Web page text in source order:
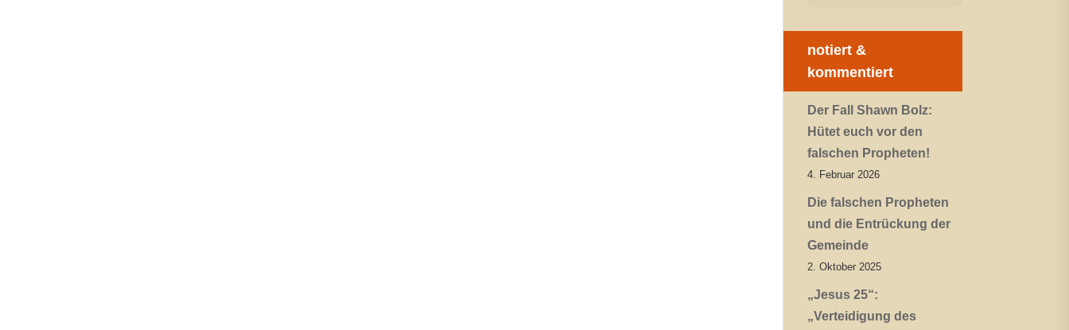
notiert &
kommentiert
Der Fall Shawn Bolz:
Hütet euch vor den
falschen Propheten!
4. Februar 2026
Die falschen Propheten
und die Entrückung der
Gemeinde
2. Oktober 2025
„Jesus 25“:
„Verteidigung des